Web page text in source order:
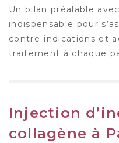
Un bilan préalable
indispensable pour
contre-indications et
traitement à chaque
Injection
collagène à